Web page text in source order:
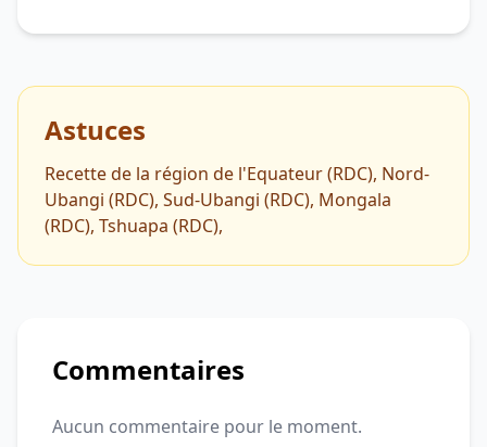
Astuces
Recette de la région de l'Equateur (RDC), Nord-
Ubangi (RDC), Sud-Ubangi (RDC), Mongala
(RDC), Tshuapa (RDC),
Commentaires
Aucun commentaire pour le moment.